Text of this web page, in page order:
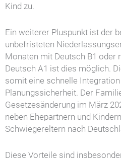
Kind zu.
Ein weiterer Pluspunkt ist der
unbefristeten
Monaten mit Deutsch B1 oder
Deutsch A1 ist dies möglich.
somit eine schnelle
Planungssicherheit. Der
Gesetzesänderung im März
neben Ehepartnern und
Schwiegereltern nach
Diese Vorteile sind